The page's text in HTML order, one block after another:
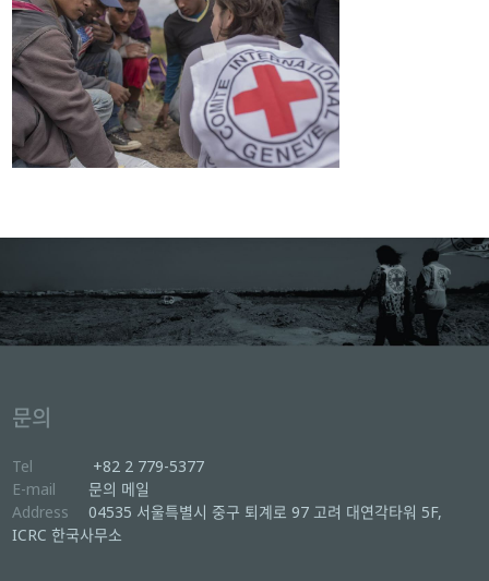
문의
Tel
+82 2 779-5377
E-mail
문의 메일
Address
04535 서울특별시 중구 퇴계로 97 고려 대연각타워 5F,
ICRC 한국사무소